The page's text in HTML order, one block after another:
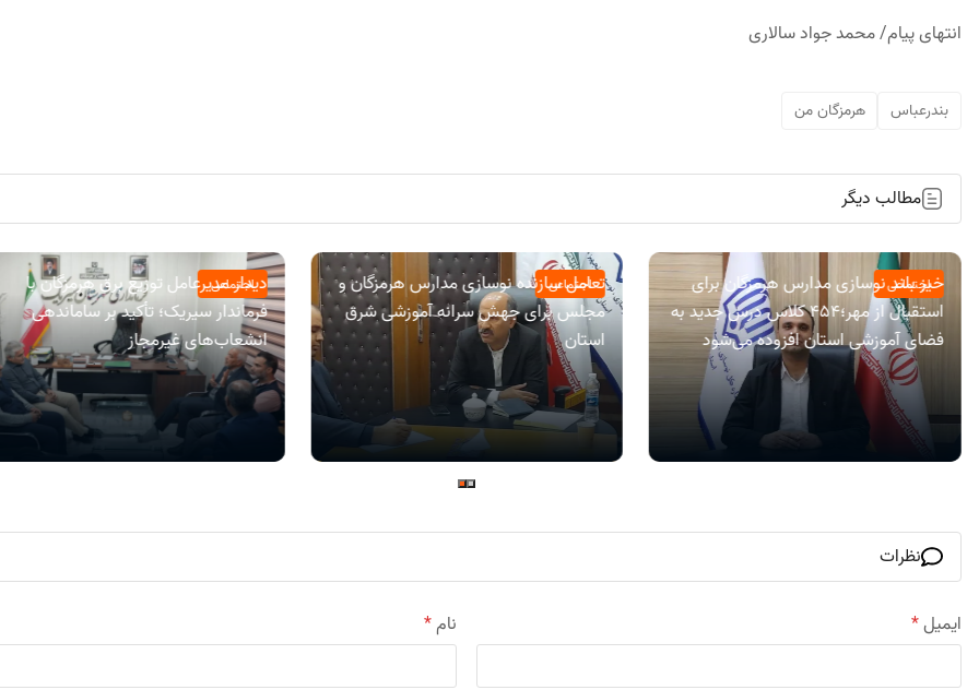
انتهای پیام/ محمد جواد سالاری
بندرعباس هرمزگان من
مطالب دیگر
اجتماعی
دیدار مدیرعامل توزیع برق هرمزگان با
فرماندار سیریک؛ تأکید بر ساماندهی
انشعاب‌های غیرمجاز
اجتماعی
تعامل سازنده نوسازی مدارس هرمزگان و
مجلس برای جهش سرانه آموزشی شرق
استان
اجتماعی
خیز بلند نوسازی مدارس هرمزگان برای
استقبال از مهر؛۴۵۴ کلاس درس جدید به
فضای آموزشی استان افزوده می‌شود
نظرات
نام* ایمیل*